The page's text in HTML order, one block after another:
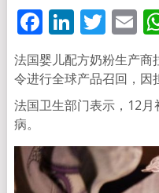
Facebook
法国婴儿配方奶粉生产
令进行全球产品召回，因
法国卫生部门表示，12
病。